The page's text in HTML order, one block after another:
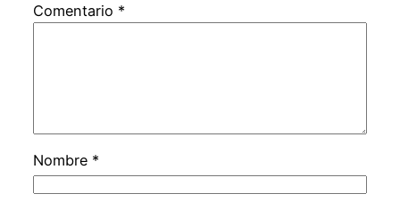
Comentario *
Nombre *